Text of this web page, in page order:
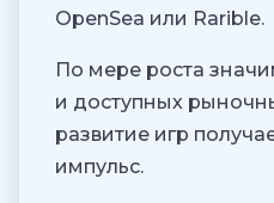
OpenSea или Rarible.
По мере роста
и доступных
развитие игр
импульс.